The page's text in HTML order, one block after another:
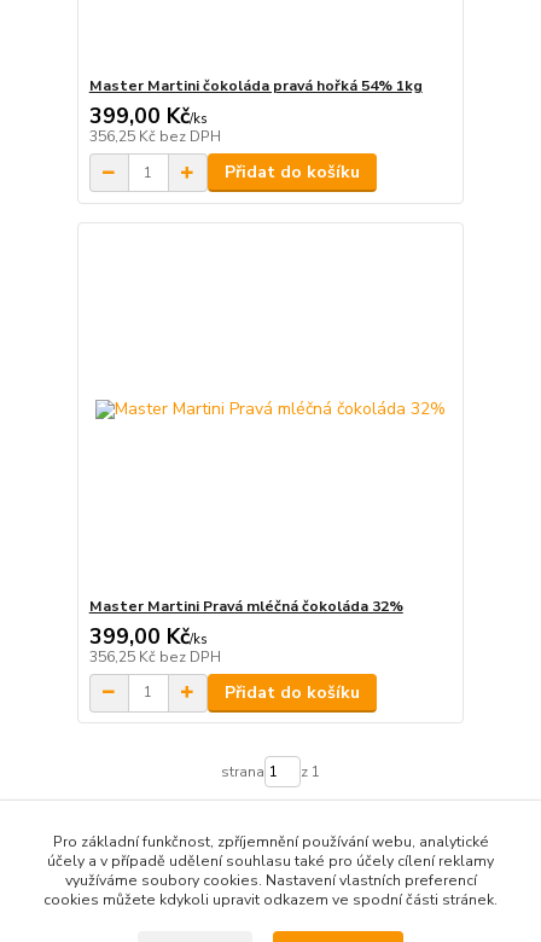
Master Martini čokoláda pravá hořká 54% 1kg
399,00 Kč/ks
356,25 Kč bez DPH
Přidat do košíku
Master Martini Pravá mléčná čokoláda 32%
399,00 Kč/ks
356,25 Kč bez DPH
Přidat do košíku
strana z 1
Pro základní funkčnost, zpříjemnění používání webu, analytické
účely a v případě udělení souhlasu také pro účely cílení reklamy
využíváme soubory cookies. Nastavení vlastních preferencí
cookies můžete kdykoli upravit odkazem ve spodní části stránek.